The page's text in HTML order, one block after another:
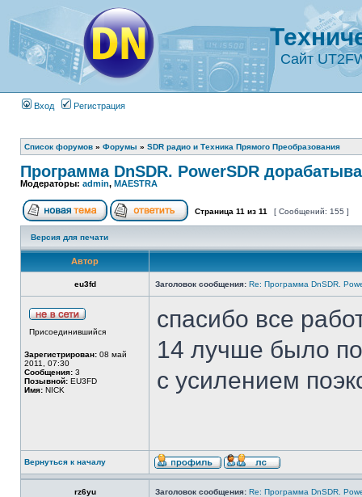
Сайт
Вход Регистрация
Список форумов » Форумы » SDR радио и Техника Прямого Преобразования
Программа DnSDR. PowerSDR
Модераторы: admin, MAESTRA
Страница 11 из 11 [ Сообщений: 155 ]
Версия для печати
Автор
eu3fd Заголовок сообщения: Re: Программа DnSDR.
Присоединившийся
Зарегистрирован: 08 май
2011, 07:30
Сообщения: 3
Позывной: EU3FD
Имя: NICK
спасибо все
14 лучше было
с усилением
Вернуться к началу
rz6yu Заголовок сообщения: Re: Программа DnSDR.